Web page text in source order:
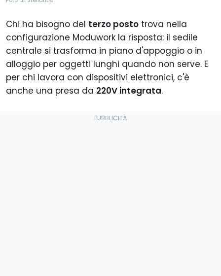
Chi ha bisogno del terzo posto trova nella
configurazione Moduwork la risposta: il sedile
centrale si trasforma in piano d'appoggio o in
alloggio per oggetti lunghi quando non serve. E
per chi lavora con dispositivi elettronici, c'è
anche una presa da 220V integrata.